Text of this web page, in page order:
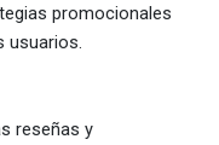
promocionales
usuarios.
reseñas y